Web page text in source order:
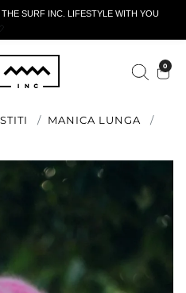
SURF INC. LIFESTYLE WITH YOU
🤍
0
MANICA LUNGA
ATTIVO